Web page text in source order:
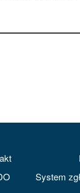
System